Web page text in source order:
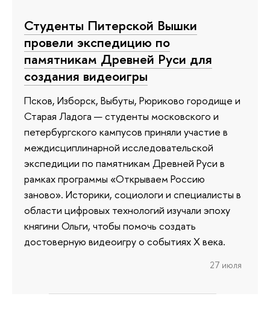
Студенты Питерской Вышки
провели экспедицию по
памятникам Древней Руси для
создания видеоигры
Псков, Изборск, Выбуты, Рюриково городище и
Старая Ладога — студенты московского и
петербургского кампусов приняли участие в
междисциплинарной исследовательской
экспедиции по памятникам Древней Руси в
рамках программы «Открываем Россию
заново». Историки, социологи и специалисты в
области цифровых технологий изучали эпоху
княгини Ольги, чтобы помочь создать
достоверную видеоигру о событиях X века.
27 июля